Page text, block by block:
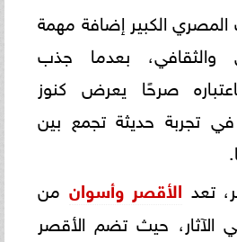
الكبير إضافة مهمة
والثقافي، بعدما جذب
صرحًا يعرض كنوز
في تجربة حديثة تجمع بين
تعد الأقصر وأسوان من
الآثار، حيث تضم الأقصر